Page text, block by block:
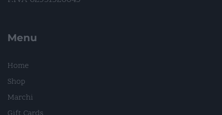
Menu
Home
Shop
Marchi